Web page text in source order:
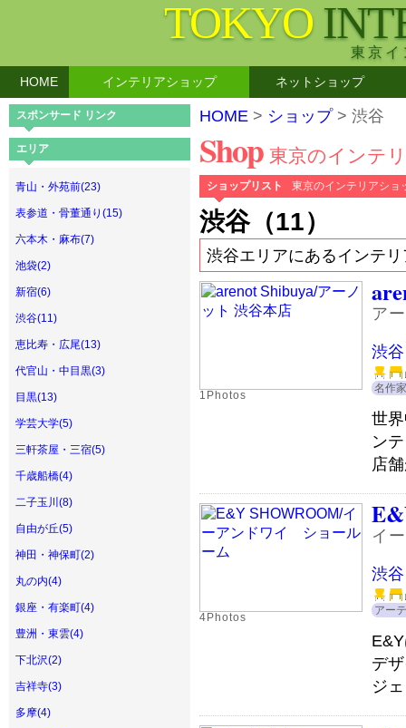
TOKYO
東京イ
HOME インテリアショップ ネットショップ
スポンサード リンク
エリア
青山・外苑前(23)
表参道・骨董通り(15)
六本木・麻布(7)
池袋(2)
新宿(6)
渋谷(11)
恵比寿・広尾(13)
代官山・中目黒(3)
目黒(13)
学芸大学(5)
三軒茶屋・三宿(5)
千歳船橋(4)
二子玉川(8)
自由が丘(5)
神田・神保町(2)
丸の内(4)
銀座・有楽町(4)
豊洲・東雲(4)
下北沢(2)
吉祥寺(3)
多摩(4)
HOME > ショップ> 渋谷
Shop 東京のインテ
ショップリスト 東京のインテリアショ
渋谷（11）
渋谷エリアにあるインテ
1Photos
ア
渋谷
名作
世
ン
店
4Photos
イ
渋谷
アー
デ
ジ